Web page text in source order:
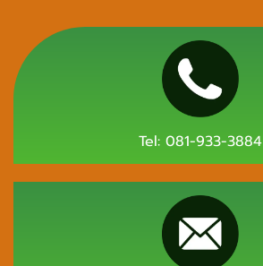
Tel: 081-933-3884